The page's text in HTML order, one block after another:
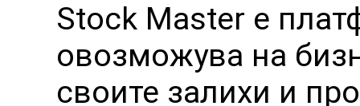
Stock Master е
овозможува на
своите залихи и